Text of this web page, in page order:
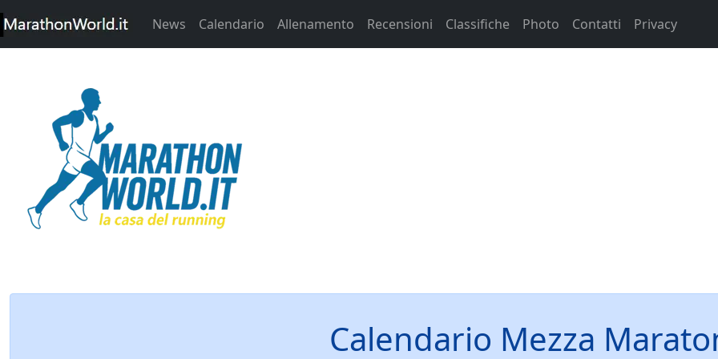
News Calendario Allenamento Recensioni Classifiche Photo Contatti Privacy
Calendario Mezza